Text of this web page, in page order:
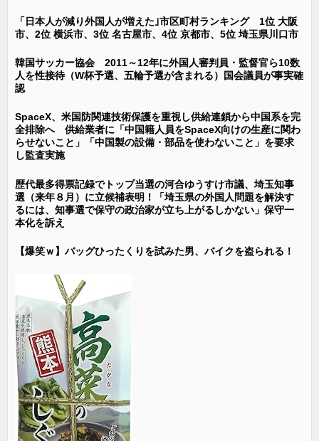
「日本人が減り外国人が増えた｣市区町村ランキング 1位 大阪
市、2位 横浜市、3位 名古屋市、4位 京都市、5位 埼玉県川口市
韓国サッカー協会 2011～12年に外国人審判員・監督官ら10数
人を性接待（W杯予選、五輪予選が含まれる）国会議員が事実確
認
SpaceX、米国防関連技術保護を重視し供給連鎖から中国系を完
全排除へ 供給業者に「中国籍人員をSpaceX向けの生産に関わ
らせないこと」「中国製の設備・部品を使わないこと」を要求
し監査実施
歴代最多得票記録でトップ当選の河合ゆうすけ市議、埼玉知事
選（来年８月）に立候補表明！「埼玉県の外国人問題を解決す
るには、知事選で保守の政治家が立ち上がるしかない」保守一
本化を訴え
【爆笑ｗ】バッグひったくりを試みた男、バイクを盗られる！